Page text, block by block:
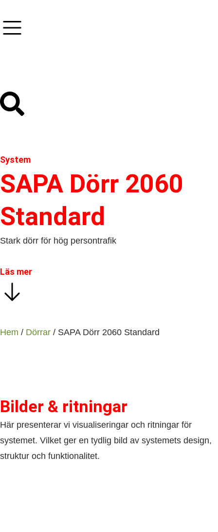
System
SAPA Dörr 2060
Standard
Stark dörr för hög persontrafik
Läs mer
Hem / Dörrar / SAPA Dörr 2060 Standard
Bilder & ritningar
Här presenterar vi visualiseringar och ritningar för
systemet. Vilket ger en tydlig bild av systemets design,
struktur och funktionalitet.